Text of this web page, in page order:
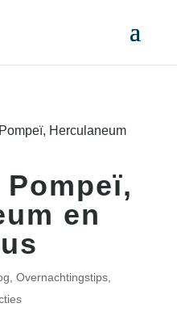
Herculaneum
en
Overnachtingstips,